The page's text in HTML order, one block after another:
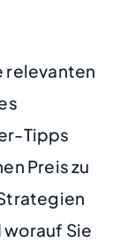
relevanten
Tipps
Preis zu
worauf Sie